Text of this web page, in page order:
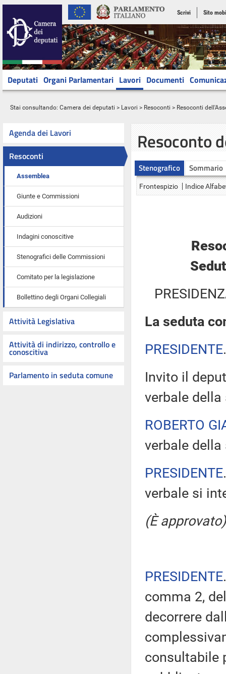
Scrivi Sito
Deputati Organi Parlamentari Lavori Documenti
Stai consultando: Camera dei deputati > Lavori > Resoconti > Resoconti
Agenda dei Lavori
Resoconti
Assemblea
Giunte e Commissioni
Audizioni
Indagini conoscitive
Stenografici delle Commissioni
Comitato per la legislazione
Bollettino degli Organi Collegiali
Attività Legislativa
Attività di indirizzo, controllo e
conoscitiva
Parlamento in seduta comune
Resoconto
Stenografico Sommario
Frontespizio Indice
La seduta
PRESIDENTE
Invito il
verbale della
ROBERTO
verbale
PRESIDENTE
verbale si
(È approvato)
PRESIDENTE
comma 2,
decorrere
consultabile